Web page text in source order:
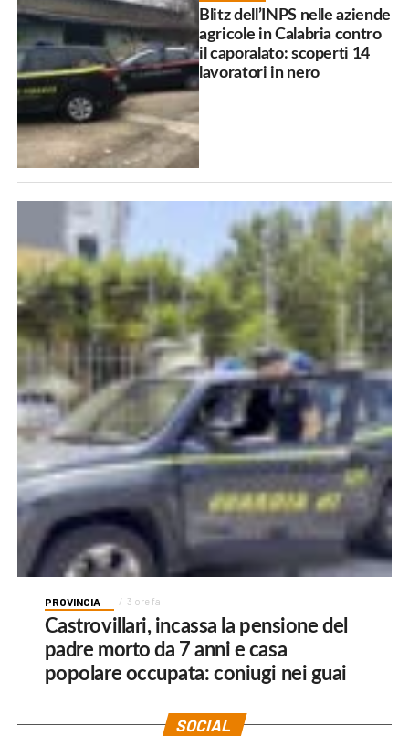
Blitz dell’INPS nelle aziende
agricole in Calabria contro
il caporalato: scoperti 14
lavoratori in nero
PROVINCIA 3 ore fa
Castrovillari, incassa la pensione del
padre morto da 7 anni e casa
popolare occupata: coniugi nei guai
SOCIAL